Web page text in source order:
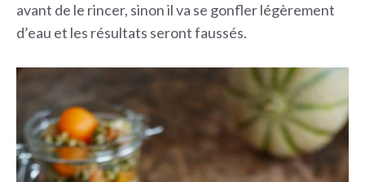
avant de le rincer, sinon il va se gonfler légèrement
d’eau et les résultats seront faussés.